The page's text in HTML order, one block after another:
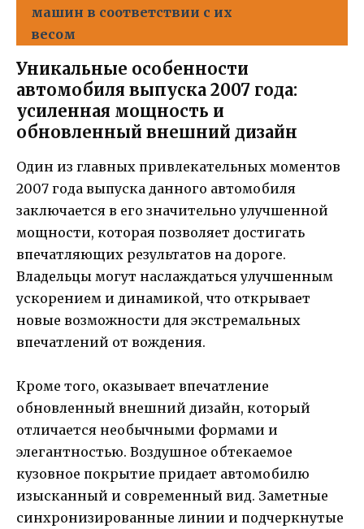
машин в соответствии с их
весом
Уникальные особенности
автомобиля выпуска 2007 года:
усиленная мощность и
обновленный внешний дизайн
Один из главных привлекательных моментов
2007 года выпуска данного автомобиля
заключается в его значительно улучшенной
мощности, которая позволяет достигать
впечатляющих результатов на дороге.
Владельцы могут наслаждаться улучшенным
ускорением и динамикой, что открывает
новые возможности для экстремальных
впечатлений от вождения.
Кроме того, оказывает впечатление
обновленный внешний дизайн, который
отличается необычными формами и
элегантностью. Воздушное обтекаемое
кузовное покрытие придает автомобилю
изысканный и современный вид. Заметные
синхронизированные линии и подчеркнутые